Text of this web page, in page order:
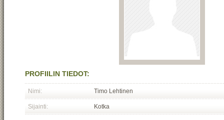
PROFIILIN TIEDOT:
Nimi: Timo Lehtinen
Sijainti: Kotka